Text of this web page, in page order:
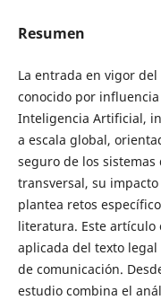
Resumen
La entrada en vigor del
conocido por
Inteligencia Artificial,
a escala global,
seguro de los
transversal, su
plantea retos
literatura. Este
aplicada del texto
de comunicación.
estudio combina el